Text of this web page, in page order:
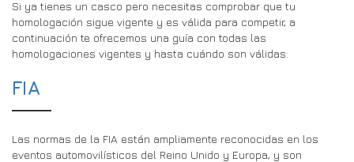
PÁGINA DE CONSULTA PARA DISTRIBUIDORES
FORMULARIO DE INSCRIPCIÓN DE EMBAJADORES
Si ya tienes un casco pero necesitas comprobar que tu
homologación sigue vigente y es válida para competir, a
continuación te ofrecemos una guía con todas las
homologaciones vigentes y hasta cuándo son válidas:
FIA
Las normas de la FIA están ampliamente reconocidas en los
eventos automovilísticos del Reino Unido y Europa, y son